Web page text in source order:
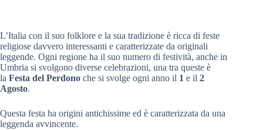
L’Italia con il suo folklore e la sua tradizione è ricca di feste
religiose davvero interessanti e caratterizzate da originali
leggende. Ogni regione ha il suo numero di festività, anche in
Umbria si svolgono diverse celebrazioni, una tra queste è
la Festa del Perdono che si svolge ogni anno il 1 e il 2
Agosto.
Questa festa ha origini antichissime ed è caratterizzata da una
leggenda avvincente.